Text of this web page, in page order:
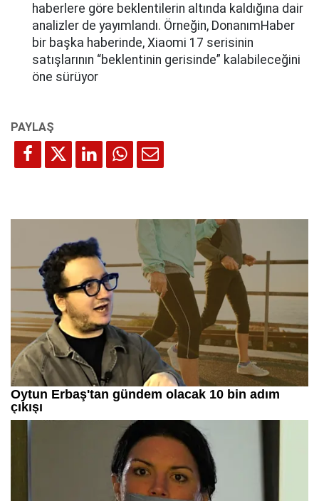
haberlere göre beklentilerin altında kaldığına dair
analizler de yayımlandı. Örneğin, DonanımHaber
bir başka haberinde, Xiaomi 17 serisinin
satışlarının “beklentinin gerisinde” kalabileceğini
öne sürüyor